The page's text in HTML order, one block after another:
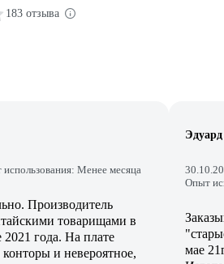
183 отзыва
Менее месяца
Производитель
товарищами в
2021 года. На плате
и невероятное,
Эдуард
Опыт
мае